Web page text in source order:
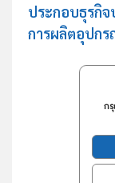
ประกอบธุรกิจ
การผลิตอุปกร
ก